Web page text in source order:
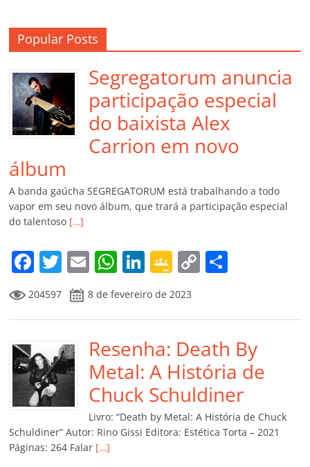
Popular Posts
Segregatorum anuncia
participação especial
do baixista Alex
Carrion em novo
álbum
A banda gaúcha SEGREGATORUM está trabalhando a todo
vapor em seu novo álbum, que trará a participação especial
do talentoso […]
F
a
c
e
b
o
o
k
T
w
itt
er
E
m
ai
l
W
at
s
A
p
p
Li
k
e
dI
n
G
o
o
gl
e
Cl
a
ss
ro
C
y
Li
n
k
p
ar
til
h
ar
204597 8 de fevereiro de 2023
Resenha: Death By
Metal: A História de
Chuck Schuldiner
Livro: “Death by Metal: A História de Chuck
Schuldiner” Autor: Rino Gissi Editora: Estética Torta – 2021
Páginas: 264 Falar […]